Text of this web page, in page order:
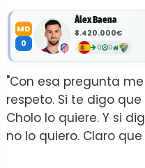
MD
0
Álex Baena
8.420.000€
0 0
"Con esa pregunta
respeto. Si te digo
Cholo lo quiere. Y si
no lo quiero. Claro